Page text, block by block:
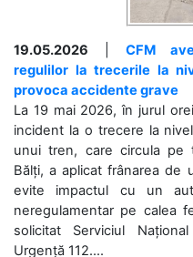
19.05.2026
CFM
regulilor la trecerile la
provoca accidente grave
La 19 mai 2026, în jurul
incident la o trecere la
unui tren, care circula pe
Bălți, a aplicat frânarea de
evite impactul cu un
neregulamentar pe calea
solicitat Serviciul
Urgență 112....